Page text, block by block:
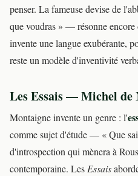
penser. La fameuse devise de
que voudras » — résonne
invente une langue exubérante,
reste un modèle d'inventivité
Les Essais — Michel de
Montaigne invente un genre : l'
comme sujet d'étude — « Que
d'introspection qui mènera à
contemporaine. LesEssais